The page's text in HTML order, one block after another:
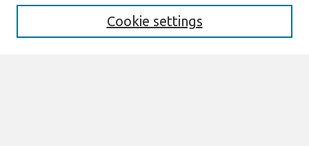
Cookie settings